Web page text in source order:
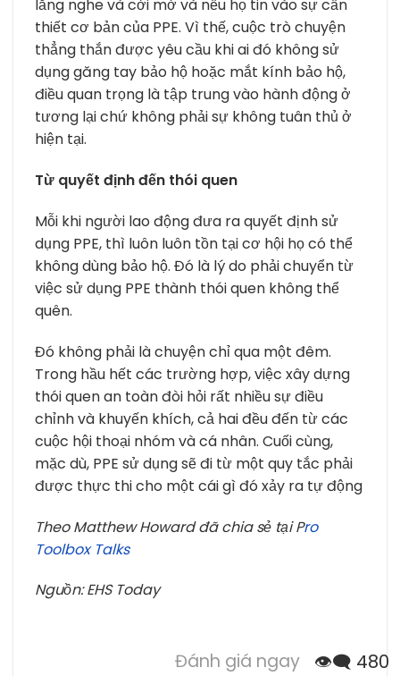
lắng nghe và cởi mở và nếu họ tin vào sự cần
thiết cơ bản của PPE. Vì thế, cuộc trò chuyện
thẳng thắn được yêu cầu khi ai đó không sử
dụng găng tay bảo hộ hoặc mắt kính bảo hộ,
điều quan trọng là tập trung vào hành động ở
tương lại chứ không phải sự không tuân thủ ở
hiện tại.
Từ quyết định đến thói quen
Mỗi khi người lao động đưa ra quyết định sử
dụng PPE, thì luôn luôn tồn tại cơ hội họ có thể
không dùng bảo hộ. Đó là lý do phải chuyển từ
việc sử dụng PPE thành thói quen không thể
quên.
Đó không phải là chuyện chỉ qua một đêm.
Trong hầu hết các trường hợp, việc xây dựng
thói quen an toàn đòi hỏi rất nhiều sự điều
chỉnh và khuyến khích, cả hai đều đến từ các
cuộc hội thoại nhóm và cá nhân. Cuối cùng,
mặc dù, PPE sử dụng sẽ đi từ một quy tắc phải
được thực thi cho một cái gì đó xảy ra tự động
Theo Matthew Howard đã chia sẻ tại Pro
Toolbox Talks
Nguồn: EHS Today
Đánh giá ngay
👁️‍🗨️ 480